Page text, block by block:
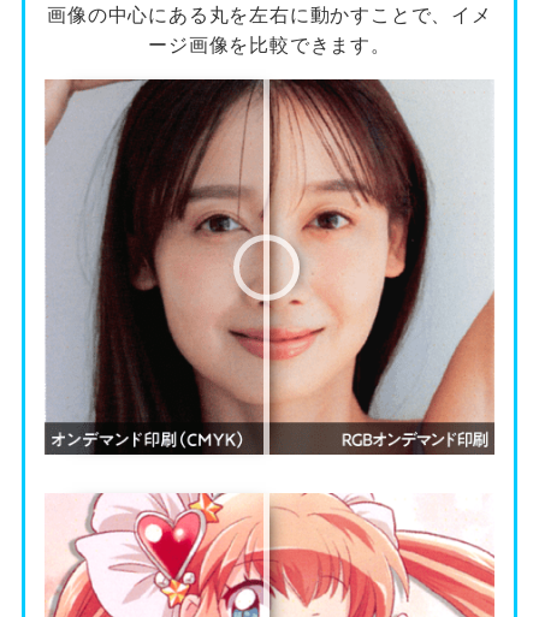
画像の中心にある丸を左右に動かすことで、イメ
ージ画像を比較できます。